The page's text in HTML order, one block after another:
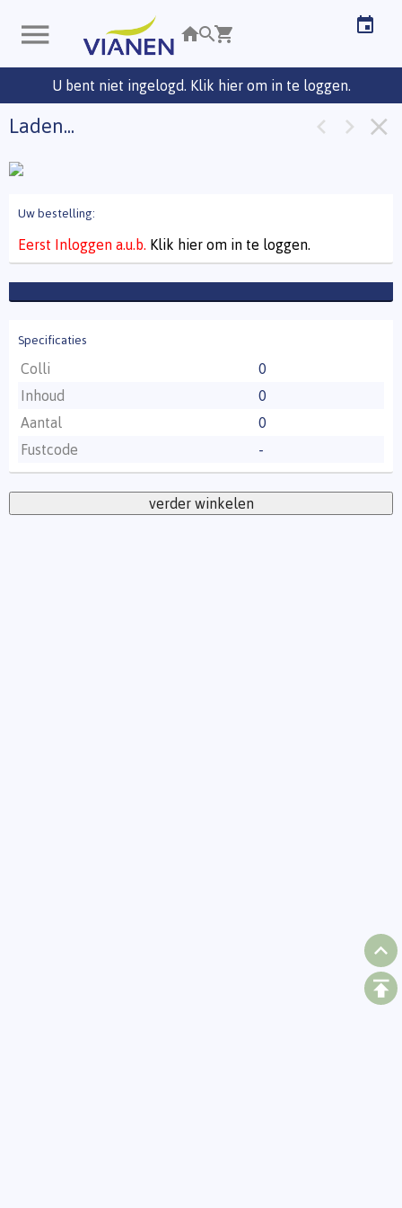
U bent niet ingelogd. Klik hier om in te loggen.
Laden...
Uw bestelling:
Eerst Inloggen a.u.b. Klik hier om in te loggen.
Specificaties
Colli
0
Inhoud
0
Aantal
0
Fustcode
-
verder winkelen